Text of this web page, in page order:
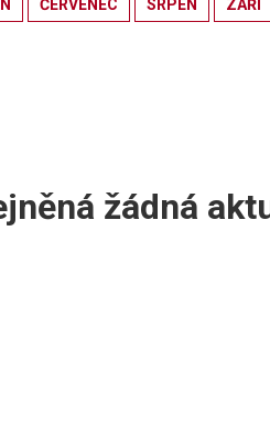
ČERVENEC SRPEN ZÁŘÍ
žádná